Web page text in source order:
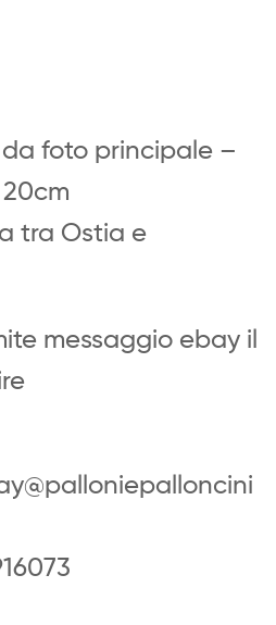
foto principale –
tra Ostia e
messaggio ebay il